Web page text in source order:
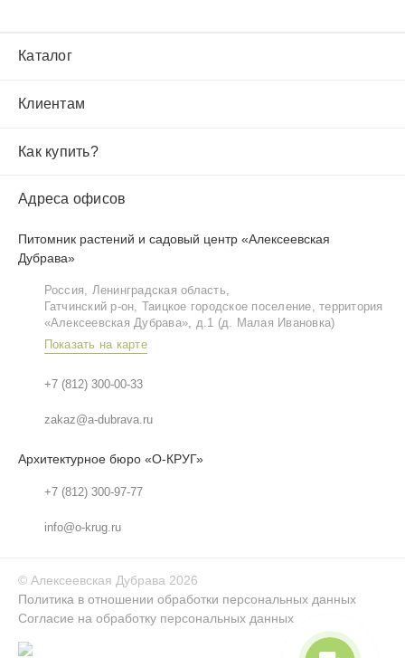
Каталог
Клиентам
Как купить?
Адреса офисов
Питомник растений и садовый центр «Алексеевская
Дубрава»
Россия, Ленинградская область,
Гатчинский р‑он, Таицкое городское поселение, территория
«Алексеевская Дубрава», д.1 (д. Малая Ивановка)
Показать на карте
+7 (812) 300-00-33
zakaz@a-dubrava.ru
Архитектурное бюро «О-КРУГ»
+7 (812) 300-97-77
info@o-krug.ru
© Алексеевская Дубрава 2026
Политика в отношении обработки персональных данных
Согласие на обработку персональных данных